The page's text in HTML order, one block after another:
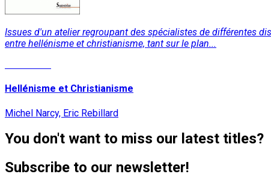
Issues d'un atelier regroupant des spécialistes de différentes
entre hellénisme et christianisme, tant sur le plan...
Hellénisme et Christianisme
Michel Narcy, Eric Rebillard
You don't want to miss our latest titles?
Subscribe to our newsletter!